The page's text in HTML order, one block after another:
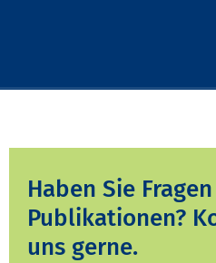
Haben Sie
Publikationen?
uns gerne.